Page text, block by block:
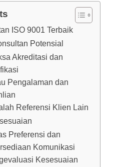
ISO 9001 Terbaik
Potensial
Akreditasi dan
Pengalaman dan
Referensi Klien Lain
Preferensi dan
Komunikasi
Kesesuaian